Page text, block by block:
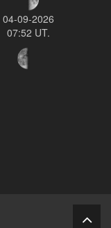
04-09-2026
07:52 UT.